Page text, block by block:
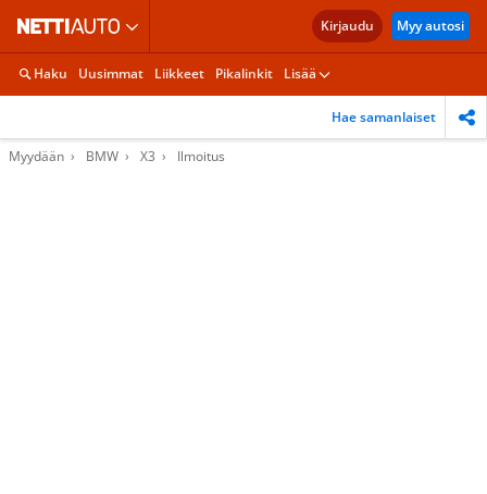
Kirjaudu Myy autosi
Haku Uusimmat Liikkeet Pikalinkit Lisää
Hae samanlaiset
Myydään BMW X3 Ilmoitus